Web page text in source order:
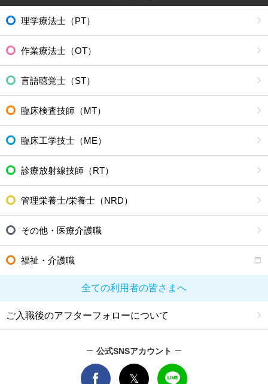
理学療法士（PT）
作業療法士（OT）
言語聴覚士（ST）
臨床検査技師（MT）
臨床工学技士（ME）
診療放射線技師（RT）
管理栄養士/栄養士（NRD）
その他・医療介護職
福祉・介護職
全ての利用者の皆さまへ
ご入職後のアフターフォローについて
公式SNSアカウント